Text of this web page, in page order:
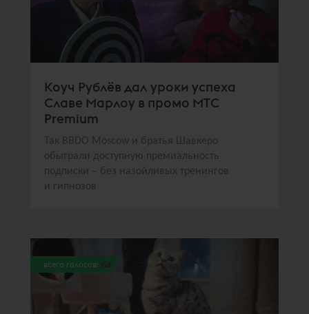
Коуч Рублёв дал уроки успеха
Славе Марлоу в промо МТС
Premium
Так BBDO Moscow и братья Шавкеро
обыграли доступную премиальность
подписки – без назойливых тренингов
и гипнозов
всего голосов: 158